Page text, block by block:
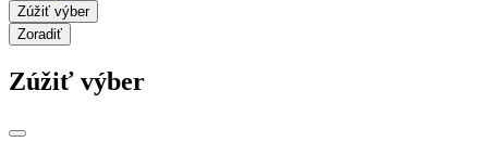
Zúžiť výber
Zoradiť
Zúžiť výber